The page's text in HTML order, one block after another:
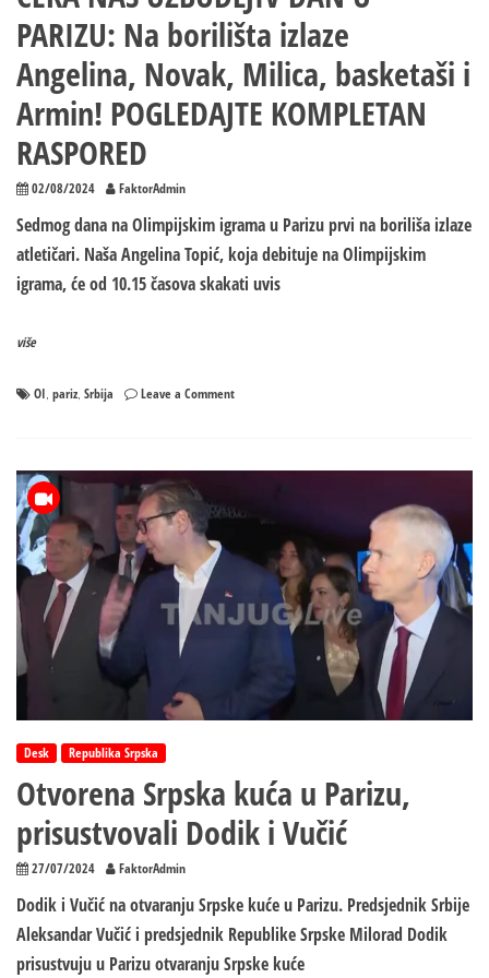
PARIZU: Na borilišta izlaze
Angelina, Novak, Milica, basketaši i
Armin! POGLEDAJTE KOMPLETAN
RASPORED
02/08/2024 FaktorAdmin
Sedmog dana na Olimpijskim igrama u Parizu prvi na boriliša izlaze
atletičari. Naša Angelina Topić, koja debituje na Olimpijskim
igrama, će od 10.15 časova skakati uvis
više
OI, pariz, Srbija Leave a Commenton
PARIZU:
borilišta
Angelina,
Armin!
RASPORED
Desk Republika Srpska
Otvorena Srpska kuća u Parizu,
prisustvovali Dodik i Vučić
27/07/2024 FaktorAdmin
Dodik i Vučić na otvaranju Srpske kuće u Parizu. Predsjednik Srbije
Aleksandar Vučić i predsjednik Republike Srpske Milorad Dodik
prisustvuju u Parizu otvaranju Srpske kuće